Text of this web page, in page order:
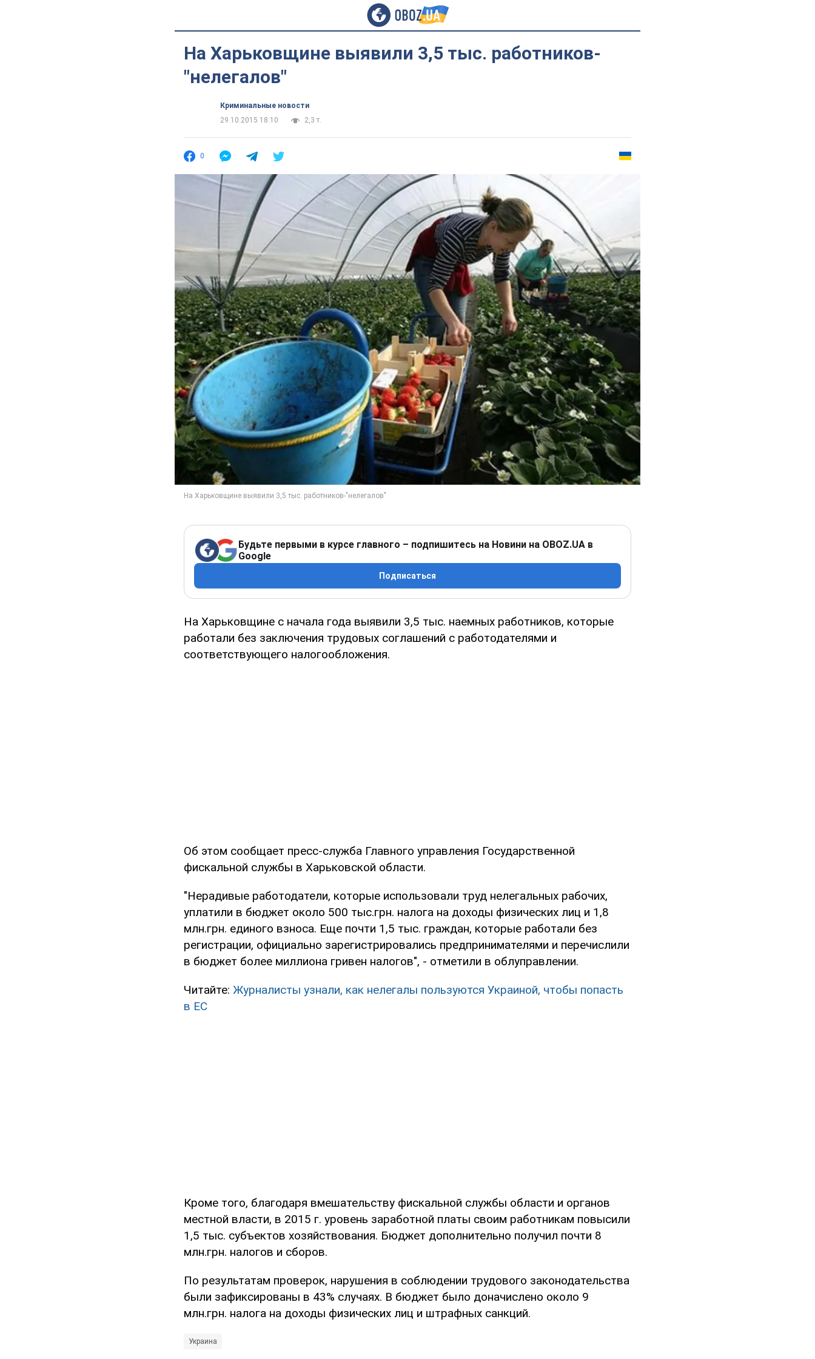
На Харьковщине выявили 3,5 тыс. работников-
"нелегалов"
Криминальные новости
29.10.2015 18:10
2,3 т.
0
Будьте первыми в курсе главного – подпишитесь на Новини на OBOZ.UA в
Google
Подписаться
На Харьковщине с начала года выявили 3,5 тыс. наемных работников, которые
работали без заключения трудовых соглашений с работодателями и
соответствующего налогообложения.
Об этом сообщает пресс-служба Главного управления Государственной
фискальной службы в Харьковской области.
"Нерадивые работодатели, которые использовали труд нелегальных рабочих,
уплатили в бюджет около 500 тыс.грн. налога на доходы физических лиц и 1,8
млн.грн. единого взноса. Еще почти 1,5 тыс. граждан, которые работали без
регистрации, официально зарегистрировались предпринимателями и перечислили
в бюджет более миллиона гривен налогов", - отметили в облуправлении.
Читайте: Журналисты узнали, как нелегалы пользуются Украиной, чтобы попасть
в ЕС
Кроме того, благодаря вмешательству фискальной службы области и органов
местной власти, в 2015 г. уровень заработной платы своим работникам повысили
1,5 тыс. субъектов хозяйствования. Бюджет дополнительно получил почти 8
млн.грн. налогов и сборов.
По результатам проверок, нарушения в соблюдении трудового законодательства
были зафиксированы в 43% случаях. В бюджет было доначислено около 9
млн.грн. налога на доходы физических лиц и штрафных санкций.
Украина